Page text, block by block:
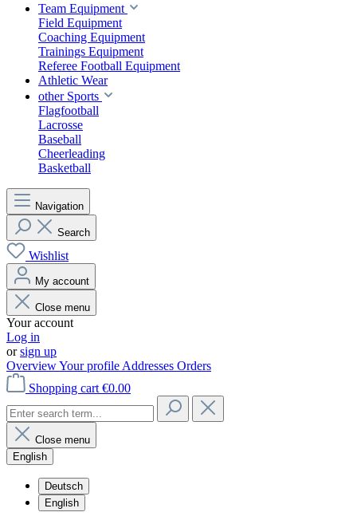
Team Equipment
Field Equipment
Coaching Equipment
Trainings Equipment
Referee Football Equipment
Athletic Wear
other Sports
Flagfootball
Lacrosse
Baseball
Cheerleading
Basketball
Navigation
Search
Wishlist
My account
Close menu
Your account
Log in
orsign up
OverviewYour profile Addresses Orders
Shopping cart €0.00
Close menu
English
Deutsch
English